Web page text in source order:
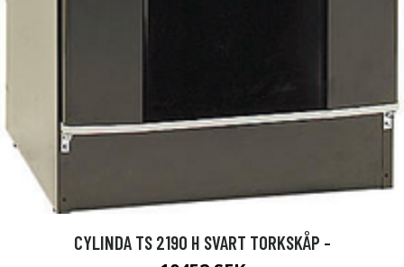
CYLINDA TS 2190 H SVART TORKSKÅP -